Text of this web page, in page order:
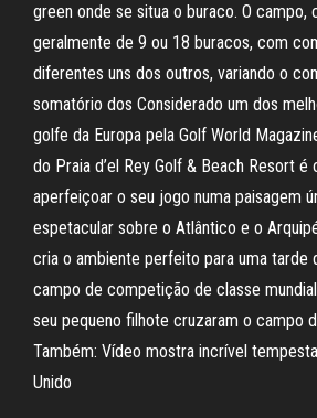
green onde se situa o buraco. O campo,
geralmente de 9 ou 18 buracos, com
diferentes uns dos outros, variando o
somatório dos Considerado um dos
golfe da Europa pela Golf World
do Praia d’el Rey Golf & Beach Resort é
aperfeiçoar o seu jogo numa paisagem
espetacular sobre o Atlântico e o
cria o ambiente perfeito para uma tarde
campo de competição de classe
seu pequeno filhote cruzaram o campo
Também: Vídeo mostra incrível
Unido